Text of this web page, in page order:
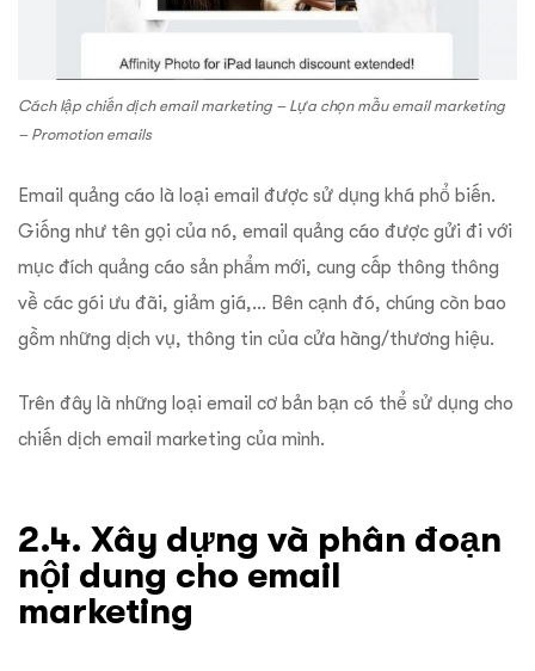
Cách lập chiến dịch email marketing – Lựa chọn mẫu email marketing
– Promotion emails
Email quảng cáo là loại email được sử dụng khá phổ biến.
Giống như tên gọi của nó, email quảng cáo được gửi đi với
mục đích quảng cáo sản phẩm mới, cung cấp thông thông
về các gói ưu đãi, giảm giá,… Bên cạnh đó, chúng còn bao
gồm những dịch vụ, thông tin của cửa hàng/thương hiệu.
Trên đây là những loại email cơ bản bạn có thể sử dụng cho
chiến dịch email marketing của mình.
2.4. Xây dựng và phân đoạn
nội dung cho email
marketing